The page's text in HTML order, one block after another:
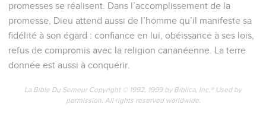
promesses se réalisent. Dans l’accomplissement de la
promesse, Dieu attend aussi de l’homme qu’il manifeste sa
fidélité à son égard : confiance en lui, obéissance à ses lois,
refus de compromis avec la religion cananéenne. La terre
donnée est aussi à conquérir.
La Bible Du Semeur Copyright © 1992, 1999 by Biblica, Inc.® Used by
permission. All rights reserved worldwide.